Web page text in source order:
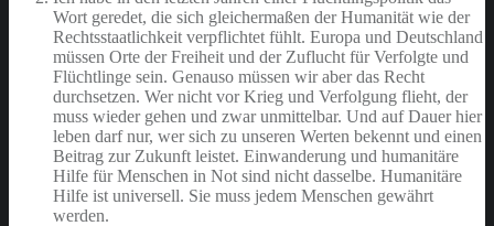
Wort geredet, die sich gleichermaßen der Humanität wie der
Rechtsstaatlichkeit verpflichtet fühlt. Europa und Deutschland
müssen Orte der Freiheit und der Zuflucht für Verfolgte und
Flüchtlinge sein. Genauso müssen wir aber das Recht
durchsetzen. Wer nicht vor Krieg und Verfolgung flieht, der
muss wieder gehen und zwar unmittelbar. Und auf Dauer hier
leben darf nur, wer sich zu unseren Werten bekennt und einen
Beitrag zur Zukunft leistet. Einwanderung und humanitäre
Hilfe für Menschen in Not sind nicht dasselbe. Humanitäre
Hilfe ist universell. Sie muss jedem Menschen gewährt
werden.